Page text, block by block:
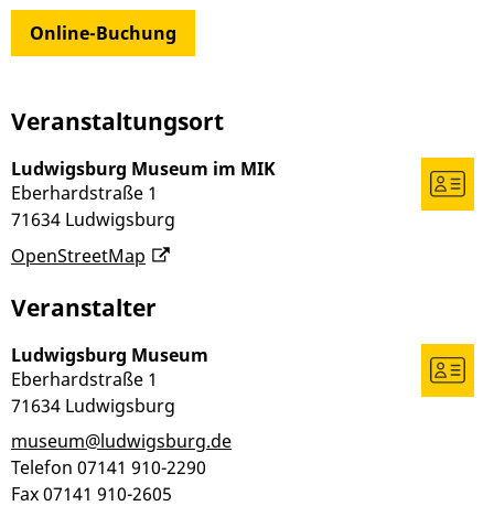
Online-Buchung
Veranstaltungsort
Ludwigsburg Museum im MIK
Eberhardstraße 1
71634 Ludwigsburg
OpenStreetMap
Veranstalter
Ludwigsburg Museum
Eberhardstraße 1
71634 Ludwigsburg
museum@ludwigsburg.de
Telefon 07141 910-2290
Fax07141 910-2605